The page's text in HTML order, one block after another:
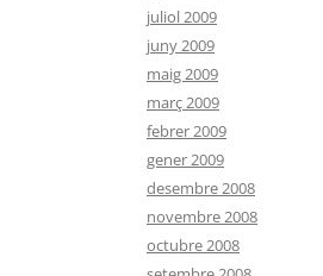
juliol 2009
juny 2009
maig 2009
març 2009
febrer 2009
gener 2009
desembre 2008
novembre 2008
octubre 2008